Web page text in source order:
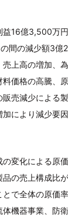
益16億3,500万
間の減少額3億
上高の増加、
料価格の高騰、
売減少による
により減少要
の変化による原
の売上構成比
で全体の原価
機器事業、防